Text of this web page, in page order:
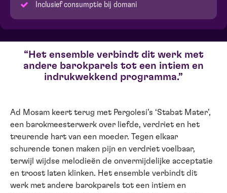
Inclusief consumptie bij domani
Het ensemble verbindt dit werk met
andere barokparels tot een intiem en
indrukwekkend programma.
Ad Mosam keert terug met Pergolesi’s ‘Stabat Mater’,
een barokmeesterwerk over liefde, verdriet en het
treurende hart van een moeder. Tegen elkaar
schurende tonen maken pijn en verdriet voelbaar,
terwijl wijdse melodieën de onvermijdelijke acceptatie
en troost laten klinken. Het ensemble verbindt dit
werk met andere barokparels tot een intiem en